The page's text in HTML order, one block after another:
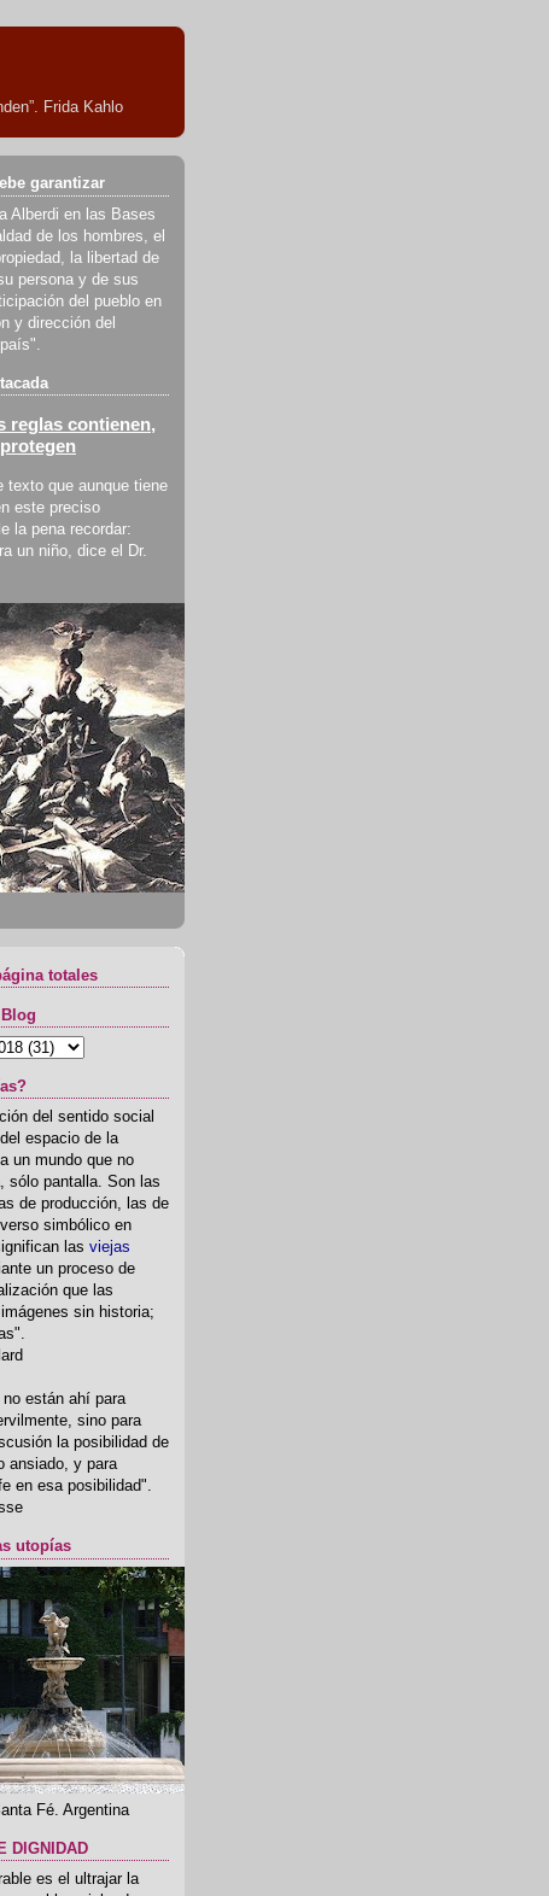
Frida Kahlo
garantizar
Alberdi en las Bases
de los hombres, el
la libertad de
persona y de sus
del pueblo en
y dirección del
reglas contienen,
texto que aunque tiene
este preciso
la pena recordar:
un niño, dice el Dr.
totales
del sentido social
espacio de la
un mundo que no
sólo pantalla. Son las
de producción, las de
simbólico en
las viejas
un proceso de
que las
sin historia;
no están ahí para
sino para
la posibilidad de
ansiado, y para
en esa posibilidad".
utopías
Fé. Argentina
DIGNIDAD
es el ultrajar la